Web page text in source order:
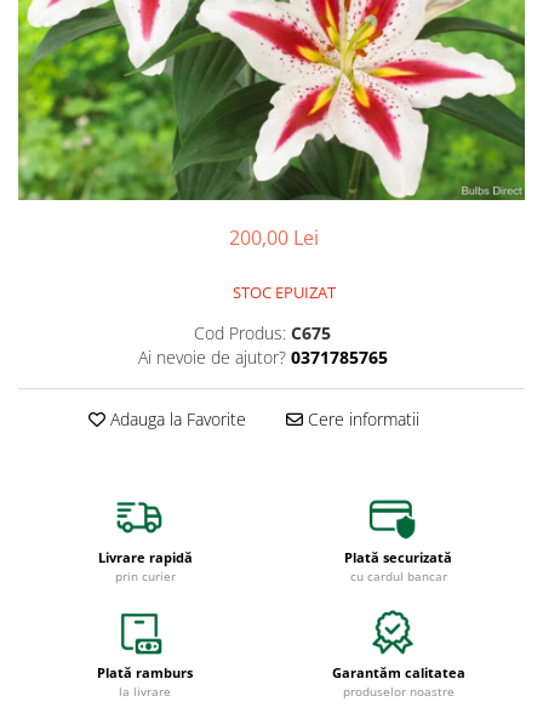
Dud
Corn
Smochin
Kaki
Mosmon
200,00 Lei
STOC EPUIZAT
Cod Produs: C675
Ai nevoie de ajutor? 0371785765
Adauga la Favorite Cere informatii
Livrare rapidă
prin curier
Plată securizată
cu cardul bancar
Plată ramburs
la livrare
Garantăm calitatea
produselor noastre